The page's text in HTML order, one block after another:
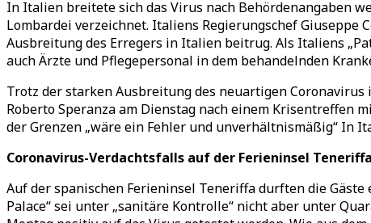
In Italien breitete sich das Virus nach Behördenangaben
Lombardei verzeichnet. Italiens Regierungschef
Ausbreitung des Erregers in Italien beitrug. Als Italiens
auch Ärzte und Pflegepersonal in dem behandelnden
Trotz der starken Ausbreitung des neuartigen
Roberto Speranza am Dienstag nach einem Krisentreffen
der Grenzen „wäre ein Fehler und unverhältnismäßig“ In
Coronavirus-Verdachtsfalls auf der Ferieninsel Teneriffa
Auf der spanischen Ferieninsel Teneriffa durften die
Palace“ sei unter „sanitäre Kontrolle“ nicht aber unter